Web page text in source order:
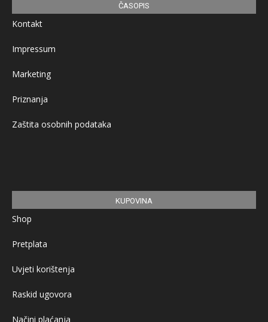
ČASOPIS
Kontakt
Impressum
Marketing
Priznanja
Zaštita osobnih podataka
KUPOVINA
Shop
Pretplata
Uvjeti korištenja
Raskid ugovora
Načini plaćanja